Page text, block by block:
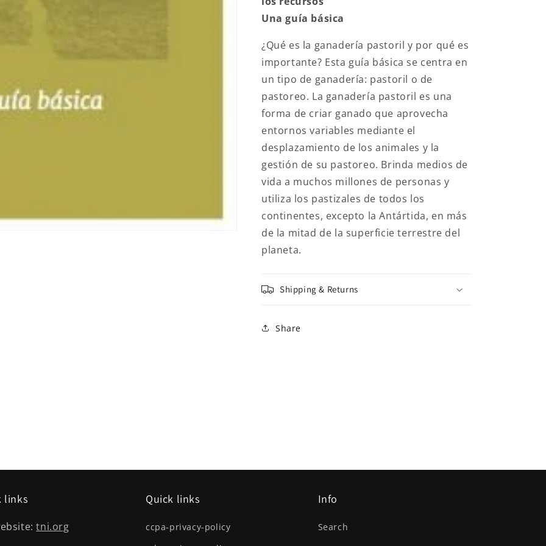
Una guía básica
¿Qué es la ganadería pastoril y por qué es
importante? Esta guía básica se centra en
un tipo de ganadería: pastoril o de
pastoreo. La ganadería pastoril es una
forma de criar ganado que aprovecha
entornos variables mediante el
desplazamiento de los animales y la
gestión de su pastoreo. Brinda medios de
vida a muchos millones de personas y
utiliza los pastizales de todos los
continentes, excepto la Antártida, en más
de la mitad de la superficie terrestre del
planeta.
Shipping & Returns
Share
links
tni.org
Quick links
ccpa-privacy-policy
Info
Search